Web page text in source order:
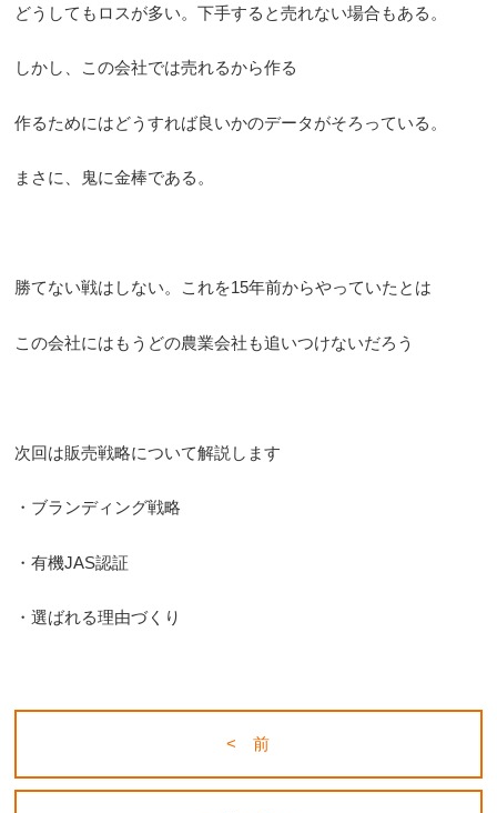
どうしてもロスが多い。下手すると売れない場合もある。
しかし、この会社では売れるから作る
作るためにはどうすれば良いかのデータがそろっている。
まさに、鬼に金棒である。
勝てない戦はしない。これを15年前からやっていたとは
この会社にはもうどの農業会社も追いつけないだろう
次回は販売戦略について解説します
・ブランディング戦略
・有機JAS認証
・選ばれる理由づくり
< 前